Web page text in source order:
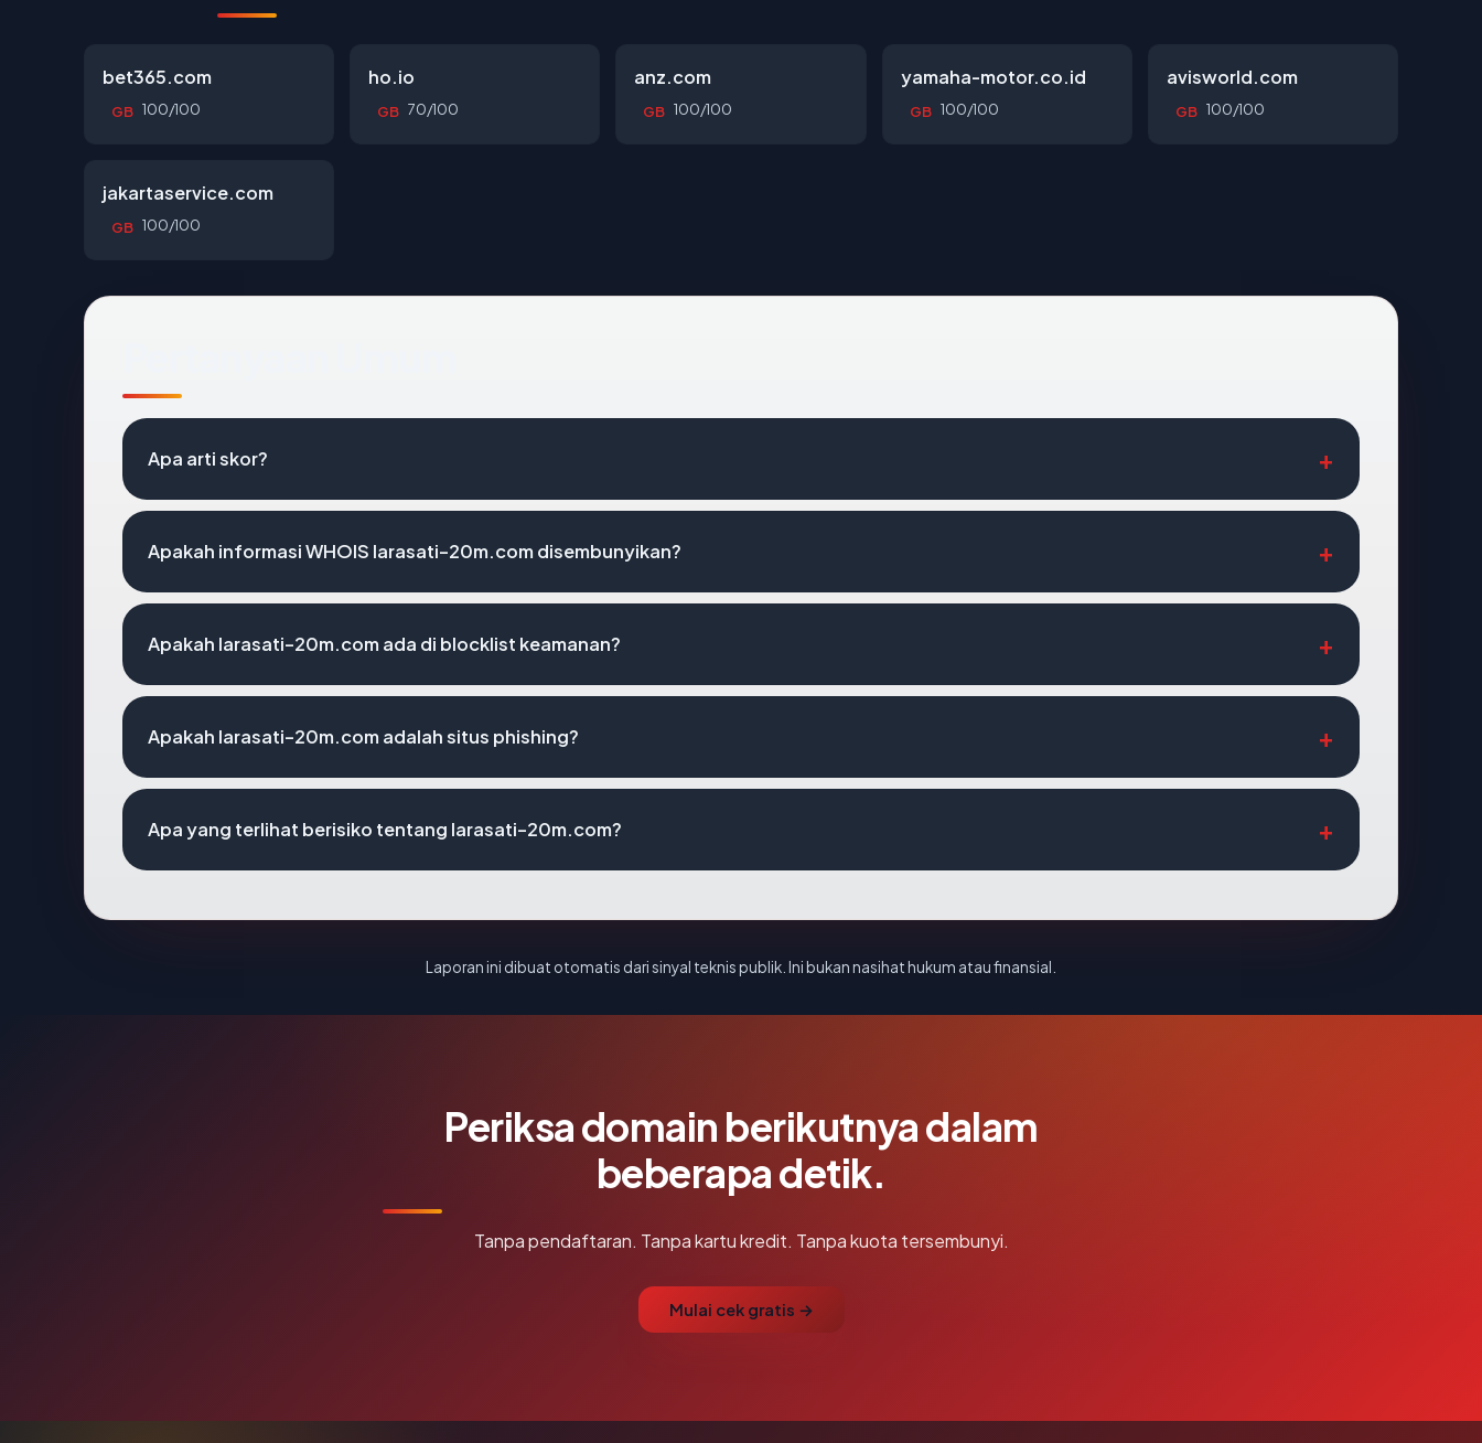
bet365.com
GB 100/100
ho.io
GB 70/100
anz.com
GB 100/100
yamaha-motor.co.id
GB 100/100
avisworld.com
GB 100/100
jakartaservice.com
GB 100/100
Apa arti skor?
Apakah informasi WHOIS larasati-20m.com disembunyikan?
Apakah larasati-20m.com ada di blocklist keamanan?
Apakah larasati-20m.com adalah situs phishing?
Apa yang terlihat berisiko tentang larasati-20m.com?
Laporan ini dibuat otomatis dari sinyal teknis publik. Ini bukan nasihat hukum atau finansial.
Periksa domain berikutnya dalam
beberapa detik.
Tanpa pendaftaran. Tanpa kartu kredit. Tanpa kuota tersembunyi.
Mulai cek gratis →